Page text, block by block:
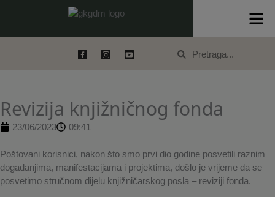
SearchSearch
Revizija knjižničnog fonda
23/06/2023 09:41
Poštovani korisnici, nakon što smo prvi dio godine posvetili raznim
događanjima, manifestacijama i projektima, došlo je vrijeme da se
posvetimo stručnom dijelu knjižničarskog posla – reviziji fonda.